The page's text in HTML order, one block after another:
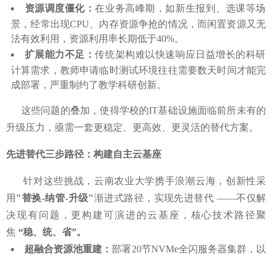
资源调度僵化：在业务高峰期，如新生报到、选课等场
景，经常出现CPU、内存资源争抢的情况，而闲置资源又无
法有效利用，资源利用率长期低于40%。
扩展能力不足：传统架构难以快速响应日益增长的科研
计算需求，教师申请临时测试环境往往需要数天时间才能完
成部署，严重制约了教学科研创新。
这些问题的叠加，使得学校的IT基础设施面临前所未有的
升级压力，亟需一套更稳定、更高效、更灵活的替代方案。
先进替代三步路径：构建自主云基座
针对这些挑战，云南农业大学携手浪潮云海，创新性采
用 "替换-纳管-升级"渐进式路径，实现先进替代 ——不仅解
决现有问题，更构建可演进的云基座，核心技术路径聚
焦 “稳、统、省”。
超融合资源池重建：部署20节NVMe全闪服务器集群，以